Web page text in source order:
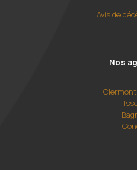
Avis de
Nos